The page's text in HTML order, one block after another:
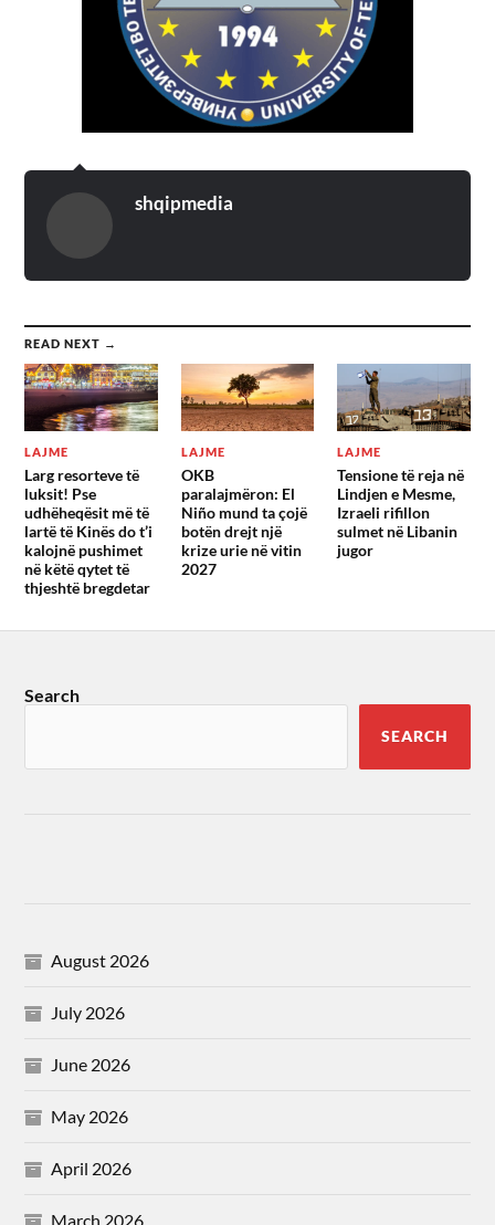
shqipmedia
READ NEXT →
LAJME
Larg resorteve të
luksit! Pse
udhëheqësit më të
lartë të Kinës do t’i
kalojnë pushimet
në këtë qytet të
thjeshtë bregdetar
LAJME
OKB
paralajmëron: El
Niño mund ta çojë
botën drejt një
krize urie në vitin
2027
LAJME
Tensione të reja në
Lindjen e Mesme,
Izraeli rifillon
sulmet në Libanin
jugor
Search
SEARCH
August 2026
July 2026
June 2026
May 2026
April 2026
March 2026